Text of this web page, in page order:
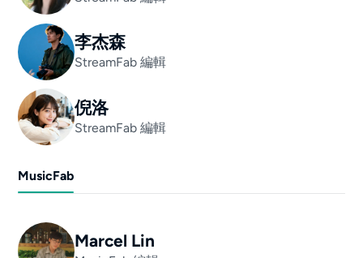
李杰森
StreamFab 編輯
倪洛
StreamFab 編輯
MusicFab
Marcel Lin